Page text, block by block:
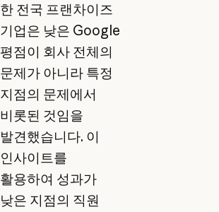
한 전국 프랜차이즈
기업은 낮은 Google
평점이 회사 전체의
문제가 아니라 특정
지점의 문제에서
비롯된 것임을
발견했습니다. 이
인사이트를
활용하여 성과가
낮은 지점의 직원